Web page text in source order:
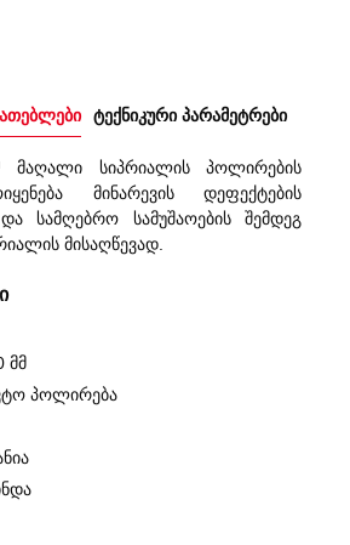
ტექნიკური პარამეტრები
მაღალი სიპრიალის პოლირების
მინარევის დეფექტების
სამღებრო სამუშაოების შემდეგ
მისაღწევად.
მმ
პოლირება